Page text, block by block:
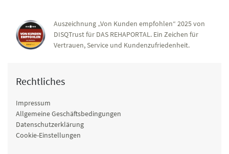
Auszeichnung „Von Kunden empfohlen“ 2025 von
DISQTrust für DAS REHAPORTAL. Ein Zeichen für
Vertrauen, Service und Kundenzufriedenheit.
Rechtliches
Impressum
Allgemeine Geschäftsbedingungen
Datenschutzerklärung
Cookie-Einstellungen